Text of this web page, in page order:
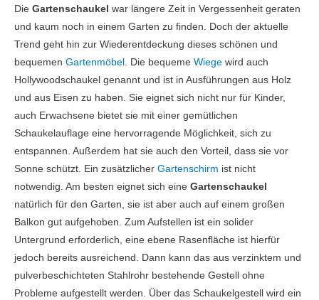
Die Gartenschaukel war längere Zeit in Vergessenheit geraten
und kaum noch in einem Garten zu finden. Doch der aktuelle
Trend geht hin zur Wiederentdeckung dieses schönen und
bequemen Gartenmöbel . Die bequeme Wiege wird auch
Hollywoodschaukel genannt und ist in Ausführungen aus Holz
und aus Eisen zu haben. Sie eignet sich nicht nur für Kinder,
auch Erwachsene bietet sie mit einer gemütlichen
Schaukelauflage eine hervorragende Möglichkeit, sich zu
entspannen. Außerdem hat sie auch den Vorteil, dass sie vor
Sonne schützt. Ein zusätzlicher Gartenschirm ist nicht
notwendig. Am besten eignet sich eine Gartenschaukel
natürlich für den Garten, sie ist aber auch auf einem großen
Balkon gut aufgehoben. Zum Aufstellen ist ein solider
Untergrund erforderlich, eine ebene Rasenfläche ist hierfür
jedoch bereits ausreichend. Dann kann das aus verzinktem und
pulverbeschichteten Stahlrohr bestehende Gestell ohne
Probleme aufgestellt werden. Über das Schaukelgestell wird ein